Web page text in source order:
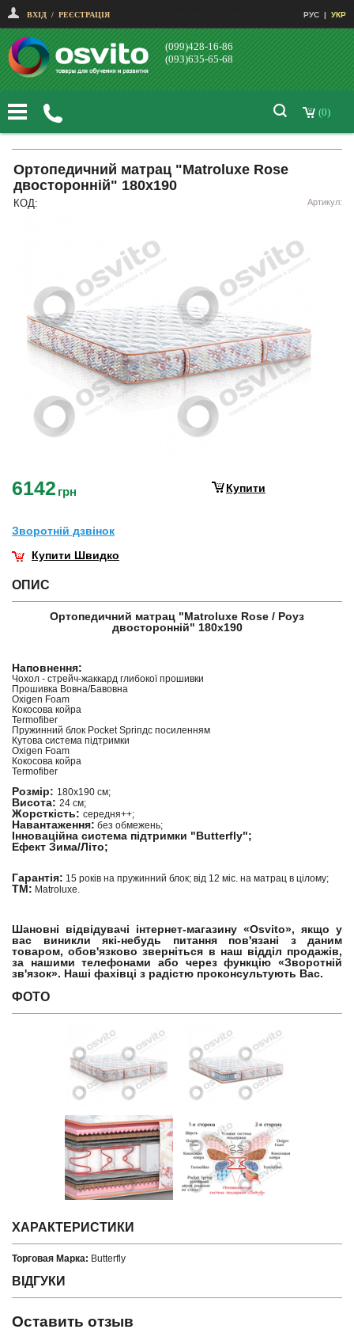
ВХІД / РЕЄСТРАЦІЯ РУС | УКР
(099)428-16-86
(093)635-65-68
(0)
Ортопедичний матрац "Matroluxe Rose
двосторонній" 180х190
КОД: Артикул:
6142 грн Купити
Зворотнiй дзвiнок
Купити Швидко
ОПИС
Ортопедичний матрац "Matroluxe Rose / Роуз
двосторонній" 180х190
Наповнення:
Чохол - стрейч-жаккард глибокої прошивки
Прошивка Вовна/Бавовна
Oxigen Foam
Кокосова койра
Termofiber
Пружинний блок Pocket Ѕргіпдс посиленням
Кутова система підтримки
Oxigen Foam
Кокосова койра
Termofiber
Розмір: 180х190 см;
Висота: 24 см;
Жорсткість: середня++;
Навантаження: без обмежень;
Інноваційна система підтримки "Butterfly";
Ефект Зима/Літо;
Гарантія: 15 років на пружинний блок; від 12 міс. на матрац в цілому;
ТМ: Matroluxe.
Шановні відвідувачі інтернет-магазину «Osvito», якщо у
вас виникли які-небудь питання пов'язані з даним
товаром, обов'язково зверніться в наш відділ продажів,
за нашими телефонами або через функцію «Зворотній
зв'язок». Наші фахівці з радістю проконсультують Вас.
ФОТО
ХАРАКТЕРИСТИКИ
Торговая Марка: Butterfly
ВІДГУКИ
Оставить отзыв